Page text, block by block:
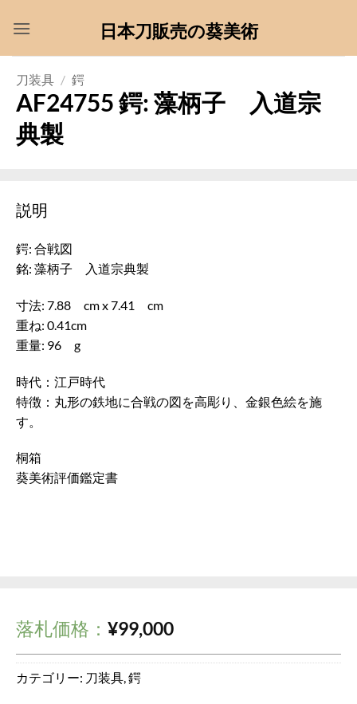
日本刀販売の葵美術
刀装具 / 鍔
AF24755 鍔: 藻柄子 入道宗
典製
説明
鍔: 合戦図
銘: 藻柄子 入道宗典製
寸法: 7.88 cm x 7.41 cm
重ね: 0.41cm
重量: 96 g
時代：江戸時代
特徴：丸形の鉄地に合戦の図を高彫り、金銀色絵を施
す。
桐箱
葵美術評価鑑定書
落札価格： ¥99,000
カテゴリー: 刀装具,鍔